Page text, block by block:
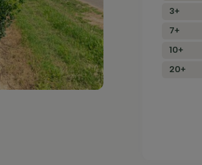
3+
7+
10+
20+